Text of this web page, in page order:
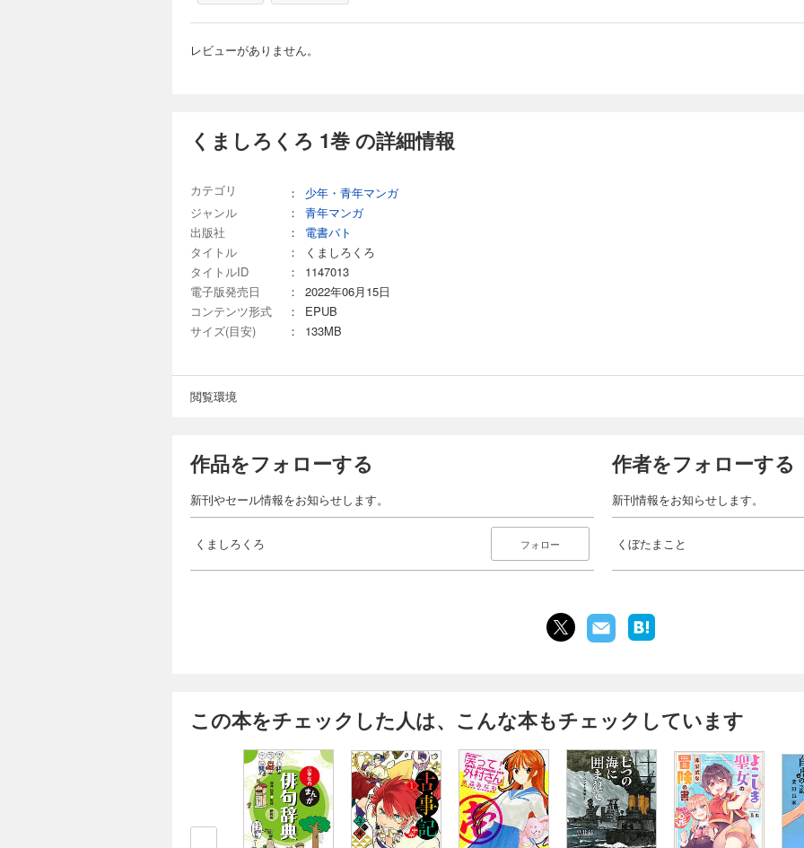
レビューがありません。
くましろくろ 1巻 の詳細情報
カテゴリ ：
少年・青年マンガ
ジャンル
：
青年マンガ
出版社
：
電書バト
タイトル
：
くましろくろ
タイトルID
：
1147013
電子版発売日
：
2022年06月15日
コンテンツ形式
：
EPUB
サイズ(目安)
： 133MB
閲覧環境
作品をフォローする
新刊やセール情報をお知らせします。
くましろくろ フォロー
作者をフォローする
新刊情報をお知らせします。
くぼたまこと
この本をチェックした人は、こんな本もチェックしています